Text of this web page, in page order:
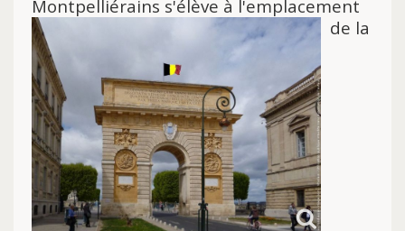
Montpelliérains s'élève à l'emplacement
de la